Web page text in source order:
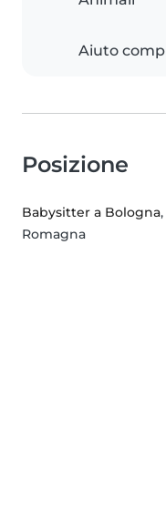
Aiuto
Posizione
Babysitter a Bologna
Romagna